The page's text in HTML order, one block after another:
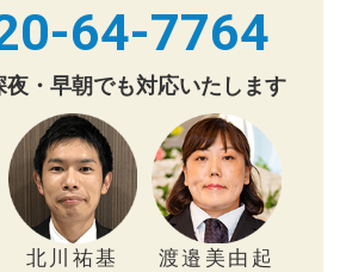
64-7764
・早朝でも対応いたします
北川祐基 渡邉美由起